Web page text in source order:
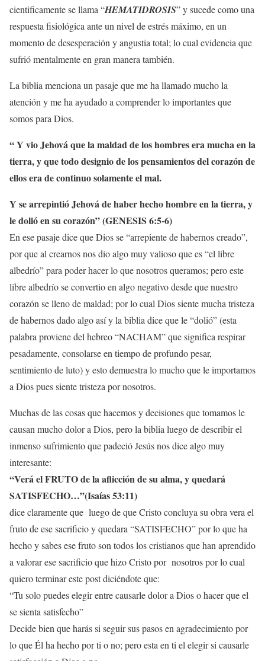
cientificamente se llama “HEMATIDROSIS” y sucede como una
respuesta fisiológica ante un nivel de estrés máximo, en un
momento de desesperación y angustia total; lo cual evidencia que
sufrió mentalmente en gran manera también.
La biblia menciona un pasaje que me ha llamado mucho la
atención y me ha ayudado a comprender lo importantes que
somos para Dios.
“Y vio Jehová que la maldad de los hombres era mucha en la
tierra, y que todo designio de los pensamientos del corazón de
ellos era de continuo solamente el mal.
Y se arrepintió Jehová de haber hecho hombre en la tierra, y
le dolió en su corazón”(GENESIS 6:5-6)
En ese pasaje dice que Dios se “arrepiente de habernos creado”,
por que al crearnos nos dio algo muy valioso que es “el libre
albedrío” para poder hacer lo que nosotros queramos; pero este
libre albedrío se convertio en algo negativo desde que nuestro
corazón se lleno de maldad; por lo cual Dios siente mucha tristeza
de habernos dado algo así y la biblia dice que le “dolió” (esta
palabra proviene del hebreo “NACHAM” que significa respirar
pesadamente, consolarse en tiempo de profundo pesar,
sentimiento de luto) y esto demuestra lo mucho que le importamos
a Dios pues siente tristeza por nosotros.
Muchas de las cosas que hacemos y decisiones que tomamos le
causan mucho dolor a Dios, pero la biblia luego de describir el
inmenso sufrimiento que padeció Jesús nos dice algo muy
interesante:
“Verá el FRUTO de la aflicción de su alma, y quedará
SATISFECHO…”(Isaías53:11)
dice claramente que luego de que Cristo concluya su obra vera el
fruto de ese sacrificio y quedara “SATISFECHO” por lo que ha
hecho y sabes ese fruto son todos los cristianos que han aprendido
a valorar ese sacrificio que hizo Cristo por nosotros por lo cual
quiero terminar este post diciéndote que:
“Tu solo puedes elegir entre causarle dolor a Dios o hacer que el
se sienta satisfecho”
Decide bien que harás si seguir sus pasos en agradecimiento por
lo que Él ha hecho por ti o no; pero esta en ti el elegir si causarle